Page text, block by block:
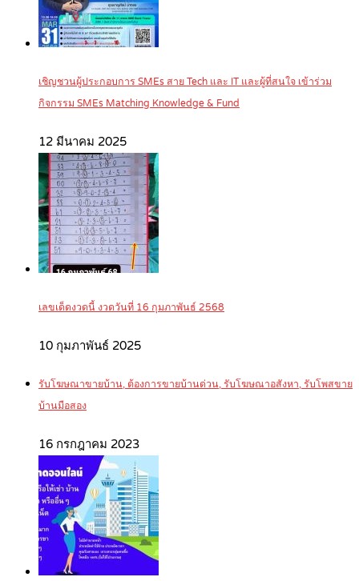
เชิญชวนผู้ประกอบการ SMEs สาย Tech และ IT และผู้ที่สนใจ เข้าร่วม
กิจกรรม SMEs Matching Knowledge & Fund
12 มีนาคม 2025
เลขเด็ดงวดนี้ งวดวันที่ 16 กุมภาพันธ์ 2568
10 กุมภาพันธ์ 2025
รับโฆษณาขายบ้าน, ต้องการขายบ้านด่วน, รับโฆษณาอสังหา, รับโพสขาย
บ้านมือสอง
16 กรกฎาคม 2023